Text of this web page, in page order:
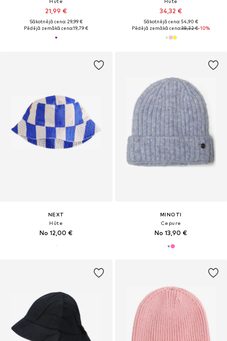
21,99 €
Sākotnējā cena: 29,99 €
Pēdējā zemākā cena:19,79 €
34,32 €
Sākotnējā cena: 54,90 €
Pēdējā zemākā cena:38,32 €-10%
NEXT
Hūte
No 12,00 €
MINOTI
Cepure
No 13,90 €